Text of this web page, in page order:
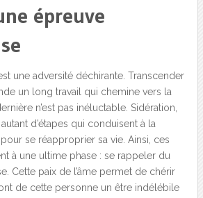
épreuve
une adversité déchirante. Transcender
un long travail qui chemine vers la
n’est pas inéluctable. Sidération,
d’étapes qui conduisent à la
se réapproprier sa vie. Ainsi, ces
à une ultime phase : se rappeler du
Cette paix de l’âme permet de chérir
de cette personne un être indélébile